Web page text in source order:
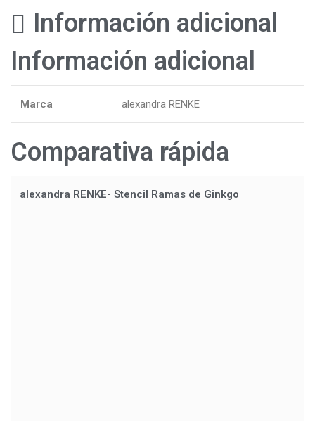
Información adicional
Información adicional
Marca alexandra RENKE
Comparativa rápida
alexandra RENKE- Stencil Ramas de Ginkgo